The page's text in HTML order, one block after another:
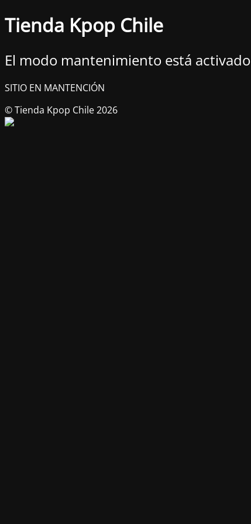
Tienda Kpop Chile
El modo mantenimiento está activado
SITIO EN MANTENCIÓN
© Tienda Kpop Chile 2026